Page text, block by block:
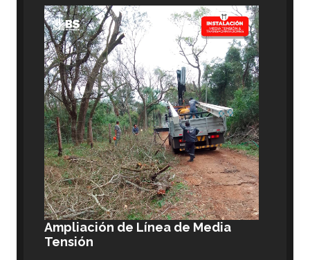
Ampliación de Línea de Media
Tensión